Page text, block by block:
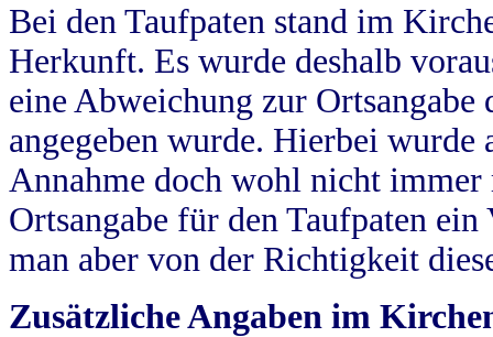
Bei den Taufpaten stand im
Herkunft. Es wurde deshalb
eine Abweichung zur
angegeben wurde. Hierbei wurde
Annahme doch wohl nicht
Ortsangabe für den Taufpaten
man aber von der Richtigkeit
Zusätzliche Angaben im